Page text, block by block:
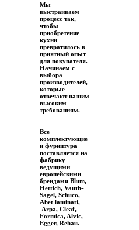
Мы
выстраиваем
процесс так,
чтобы
приобретение
кухни
превратилось в
приятный опыт
для покупателя.
Начинаем с
выбора
производителей,
которые
отвечают нашим
высоким
требованиям.
Все
комплектующие
и фурнитура
поставляется на
фабрику
ведущими
европейскими
брендами Blum,
Hettich, Vauth-
Sagel, Schuco,
Abet laminati,
Arpa, Cleaf,
Formica, Alvic,
Egger, Rehau.